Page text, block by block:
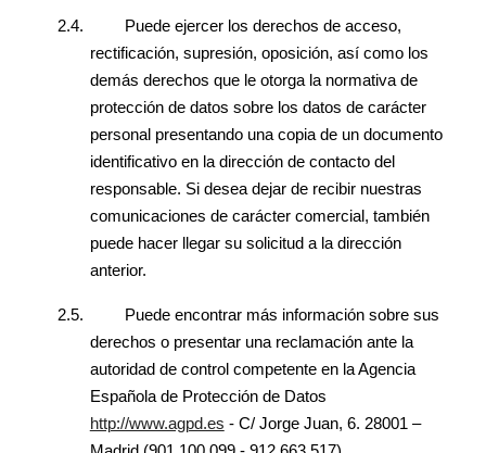
2.4.
Puede ejercer los derechos de acceso,
rectificación, supresión, oposición, así como los
demás derechos que le otorga la normativa de
protección de datos sobre los datos de carácter
personal presentando una copia de un documento
identificativo en la dirección de contacto del
responsable. Si desea dejar de recibir nuestras
comunicaciones de carácter comercial, también
puede hacer llegar su solicitud a la dirección
anterior.
2.5.
Puede encontrar más información sobre sus
derechos o presentar una reclamación ante la
autoridad de control competente en la Agencia
Española de Protección de Datos
http://www.agpd.es - C/ Jorge Juan, 6. 28001 –